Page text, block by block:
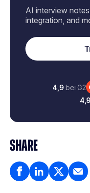
AI interview
integration, and
4,9 bei G2
4,9
SHARE